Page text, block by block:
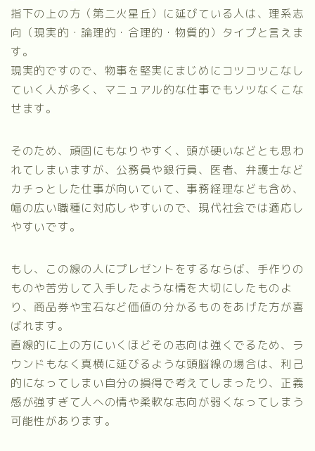
指下の上の方（第二火星丘）に延びている人は、理系志
向（現実的・論理的・合理的・物質的）タイプと言えま
す。
現実的ですので、物事を堅実にまじめにコツコツこなし
ていく人が多く、マニュアル的な仕事でもソツなくこな
せます。
そのため、頑固にもなりやすく、頭が硬いなどとも思わ
れてしまいますが、公務員や銀行員、医者、弁護士など
カチっとした仕事が向いていて、事務経理なども含め、
幅の広い職種に対応しやすいので、現代社会では適応し
やすいです。
もし、この線の人にプレゼントをするならば、手作りの
ものや苦労して入手したような情を大切にしたものよ
り、商品券や宝石など価値の分かるものをあげた方が喜
ばれます。
直線的に上の方にいくほどその志向は強くでるため、ラ
ウンドもなく真横に延びるような頭脳線の場合は、利己
的になってしまい自分の損得で考えてしまったり、正義
感が強すぎて人への情や柔軟な志向が弱くなってしまう
可能性があります。